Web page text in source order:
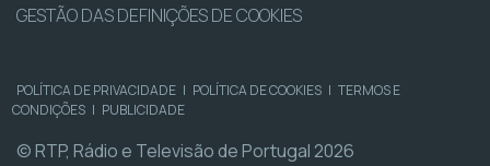
GESTÃO DAS DEFINIÇÕES DE COOKIES
POLÍTICA DE PRIVACIDADE | POLÍTICA DE COOKIES | TERMOS E
CONDIÇÕES | PUBLICIDADE
© RTP, Rádio e Televisão de Portugal 2026